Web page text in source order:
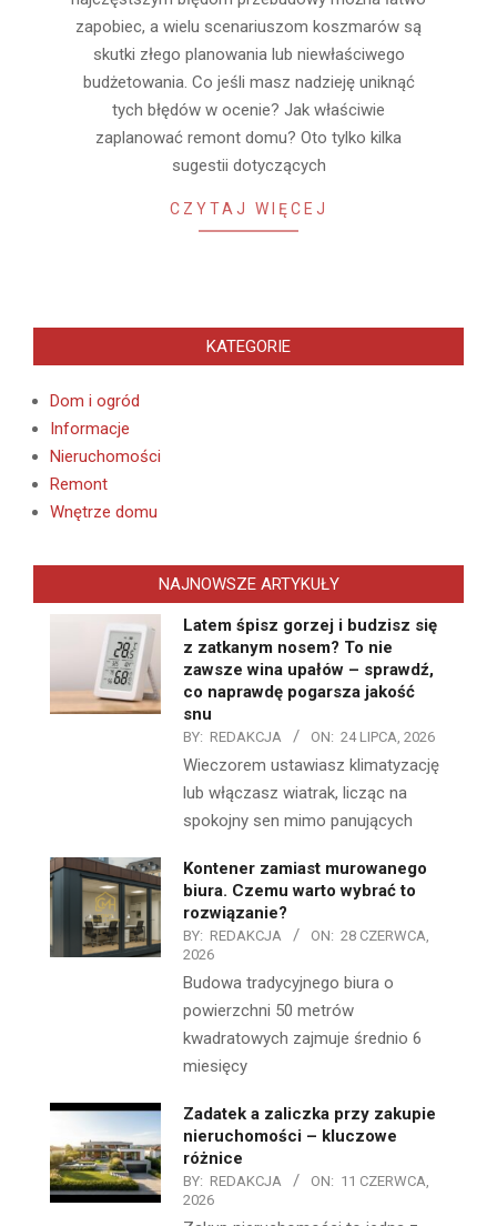
zapobiec, a wielu scenariuszom koszmarów są
skutki złego planowania lub niewłaściwego
budżetowania. Co jeśli masz nadzieję uniknąć
tych błędów w ocenie? Jak właściwie
zaplanować remont domu? Oto tylko kilka
sugestii dotyczących
CZYTAJ WIĘCEJ
KATEGORIE
Dom i ogród
Informacje
Nieruchomości
Remont
Wnętrze domu
NAJNOWSZE ARTYKUŁY
Latem śpisz gorzej i budzisz się
z zatkanym nosem? To nie
zawsze wina upałów – sprawdź,
co naprawdę pogarsza jakość
snu
BY: REDAKCJA ON: 24 LIPCA, 2026
Wieczorem ustawiasz klimatyzację
lub włączasz wiatrak, licząc na
spokojny sen mimo panujących
Kontener zamiast murowanego
biura. Czemu warto wybrać to
rozwiązanie?
BY: REDAKCJA ON: 28 CZERWCA,
2026
Budowa tradycyjnego biura o
powierzchni 50 metrów
kwadratowych zajmuje średnio 6
miesięcy
Zadatek a zaliczka przy zakupie
nieruchomości – kluczowe
różnice
BY: REDAKCJA ON: 11 CZERWCA,
2026